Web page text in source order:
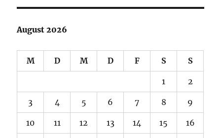
August 2026
M D M D F S S
1 2
3 4 5 6 7 8 9
10 11 12 13 14 15 16